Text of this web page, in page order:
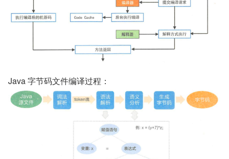
Java 字节码文件编译过程：